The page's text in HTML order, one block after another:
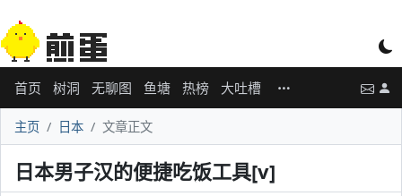
首页 树洞 无聊图 鱼塘 热榜 大吐槽
主页 日本 文章正文
日本男子汉的便捷吃饭工具[v]